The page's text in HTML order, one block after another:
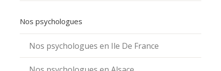
Nos psychologues
Nos psychologues en Ile De France